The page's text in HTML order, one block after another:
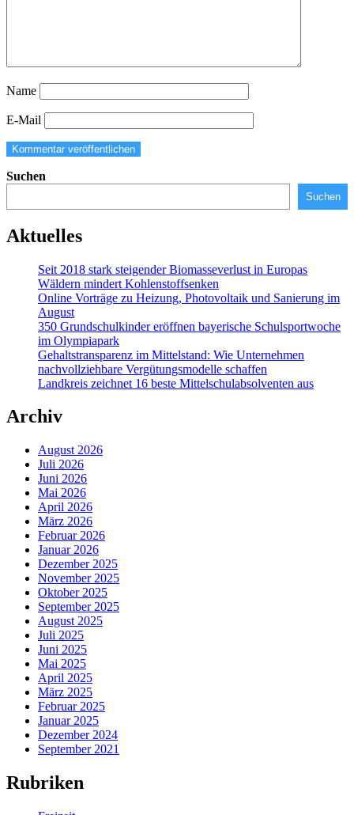
Name
E-Mail
Suchen
Suchen
Aktuelles
Seit 2018 stark steigender Biomasseverlust in Europas
Wäldern mindert Kohlenstoffsenken
Online Vorträge zu Heizung, Photovoltaik und Sanierung im
August
350 Grundschulkinder eröffnen bayerische Schulsportwoche
im Olympiapark
Gehaltstransparenz im Mittelstand: Wie Unternehmen
nachvollziehbare Vergütungsmodelle schaffen
Landkreis zeichnet 16 beste Mittelschulabsolventen aus
Archiv
August 2026
Juli 2026
Juni 2026
Mai 2026
April 2026
März 2026
Februar 2026
Januar 2026
Dezember 2025
November 2025
Oktober 2025
September 2025
August 2025
Juli 2025
Juni 2025
Mai 2025
April 2025
März 2025
Februar 2025
Januar 2025
Dezember 2024
September 2021
Rubriken